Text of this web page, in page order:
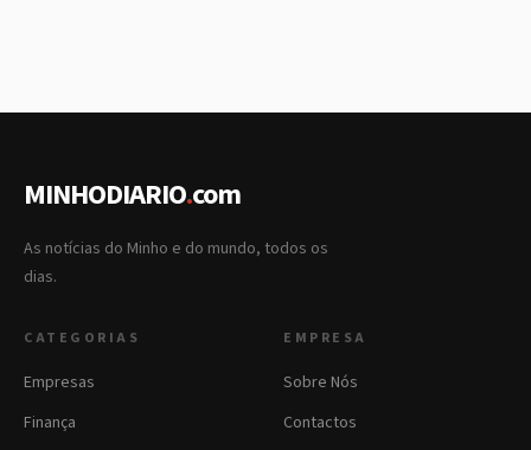
MINHODIARIO.com
As notícias do Minho e do mundo, todos os
dias.
CATEGORIAS
Empresas
Finança
EMPRESA
Sobre Nós
Contactos